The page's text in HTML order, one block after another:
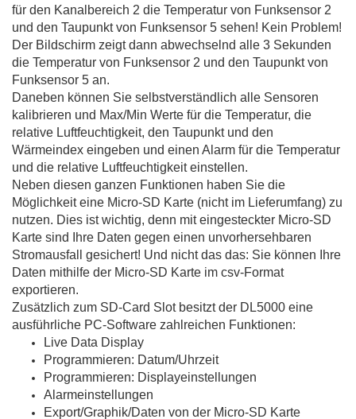
für den Kanalbereich 2 die Temperatur von Funksensor 2
und den Taupunkt von Funksensor 5 sehen! Kein Problem!
Der Bildschirm zeigt dann abwechselnd alle 3 Sekunden
die Temperatur von Funksensor 2 und den Taupunkt von
Funksensor 5 an.
Daneben können Sie selbstverständlich alle Sensoren
kalibrieren und Max/Min Werte für die Temperatur, die
relative Luftfeuchtigkeit, den Taupunkt und den
Wärmeindex eingeben und einen Alarm für die Temperatur
und die relative Luftfeuchtigkeit einstellen.
Neben diesen ganzen Funktionen haben Sie die
Möglichkeit eine Micro-SD Karte (nicht im Lieferumfang) zu
nutzen. Dies ist wichtig, denn mit eingesteckter Micro-SD
Karte sind Ihre Daten gegen einen unvorhersehbaren
Stromausfall gesichert! Und nicht das das: Sie können Ihre
Daten mithilfe der Micro-SD Karte im csv-Format
exportieren.
Zusätzlich zum SD-Card Slot besitzt der DL5000 eine
ausführliche PC-Software zahlreichen Funktionen:
Live Data Display
Programmieren: Datum/Uhrzeit
Programmieren: Displayeinstellungen
Alarmeinstellungen
Export/Graphik/Daten von der Micro-SD Karte